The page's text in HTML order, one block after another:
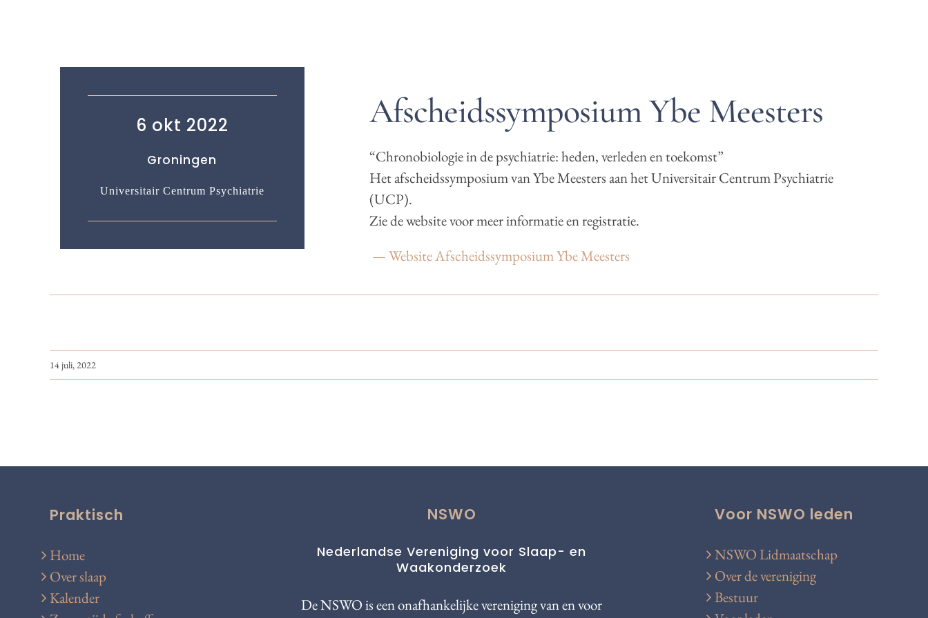
6 okt 2022
Groningen
Universitair Centrum Psychiatrie
Afscheidssymposium Ybe Meesters
“Chronobiologie in de psychiatrie: heden, verleden en toekomst”
Het afscheidssymposium van Ybe Meesters aan het Universitair Centrum Psychiatrie
(UCP).
Zie de website voor meer informatie en registratie.
— Website Afscheidssymposium Ybe Meesters
14 juli, 2022
Praktisch
Home
Over slaap
Kalender
NSWO
Nederlandse Vereniging voor Slaap- en
Waakonderzoek
De NSWO is een onafhankelijke vereniging van en voor
Voor NSWO leden
NSWO Lidmaatschap
Over de vereniging
Bestuur